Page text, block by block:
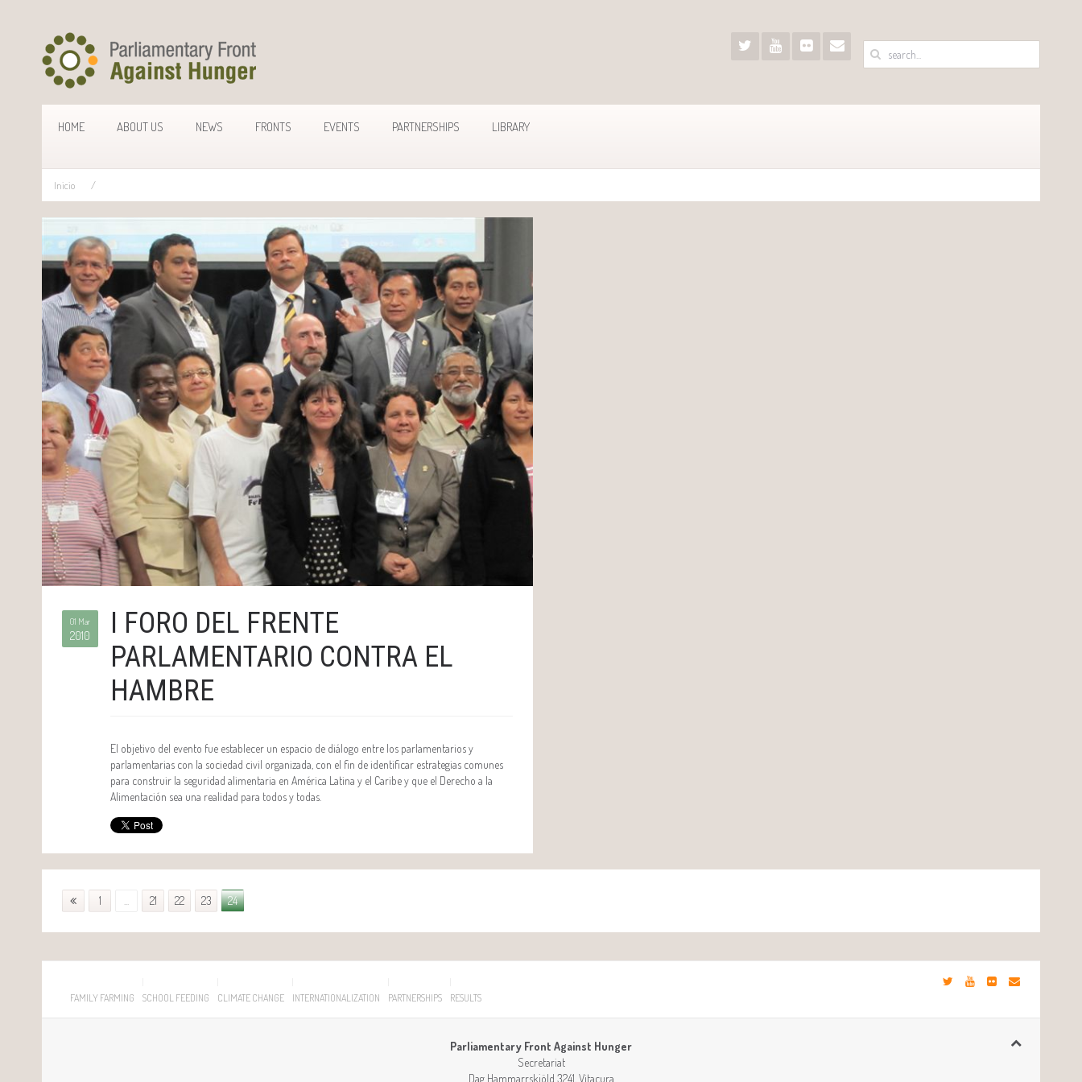
HOME ABOUT US NEWS FRONTS EVENTS PARTNERSHIPS LIBRARY
Inicio
01 Mar
2010
I FORO DEL FRENTE
PARLAMENTARIO CONTRA EL
HAMBRE
El objetivo del evento fue establecer un espacio de diálogo entre los parlamentarios y
parlamentarias con la sociedad civil organizada, con el fin de identificar estrategias comunes
para construir la seguridad alimentaria en América Latina y el Caribe y que el Derecho a la
Alimentación sea una realidad para todos y todas.
1 21 22 23 24
FAMILY FARMING SCHOOL FEEDING CLIMATE CHANGE INTERNATIONALIZATION PARTNERSHIPS RESULTS
Parliamentary Front Against Hunger
Secretariat
Dag Hammarrskjöld 3241, Vitacura